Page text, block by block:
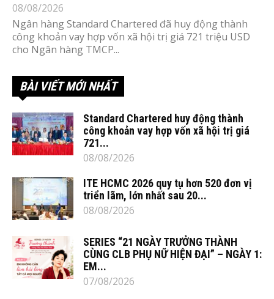
08/08/2026
Ngân hàng Standard Chartered đã huy động thành
công khoản vay hợp vốn xã hội trị giá 721 triệu USD
cho Ngân hàng TMCP...
BÀI VIẾT MỚI NHẤT
Standard Chartered huy động thành
công khoản vay hợp vốn xã hội trị giá
721...
08/08/2026
ITE HCMC 2026 quy tụ hơn 520 đơn vị
triển lãm, lớn nhất sau 20...
08/08/2026
SERIES “21 NGÀY TRƯỞNG THÀNH
CÙNG CLB PHỤ NỮ HIỆN ĐẠI” – NGÀY 1:
EM...
07/08/2026